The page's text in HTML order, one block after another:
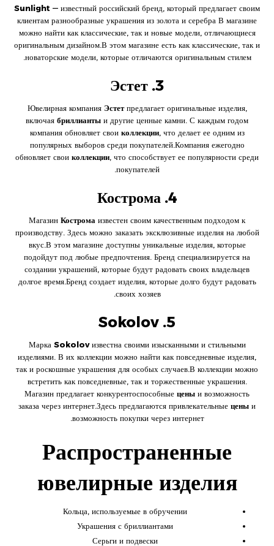
Sunlight — известный российский бренд, который предлагает своим
клиентам разнообразные украшения из золота и серебра В магазине
можно найти как классические, так и новые модели, отличающиеся
оригинальным дизайном.В этом магазине есть как классические, так и
новаторские модели, которые отличаются оригинальным стилем.
3. Эстет
Ювелирная компания Эстетпредлагает оригинальные изделия,
включая бриллианты и другие ценные камни. С каждым годом
компания обновляет свои коллекции, что делает ее одним из
популярных выборов среди покупателей.Компания ежегодно
обновляет свои коллекции, что способствует ее популярности среди
покупателей.
4. Кострома
Магазин Кострома известен своим качественным подходом к
производству. Здесь можно заказать эксклюзивные изделия на любой
вкус.В этом магазине доступны уникальные изделия, которые
подойдут под любые предпочтения. Бренд специализируется на
создании украшений, которые будут радовать своих владельцев
долгое время.Бренд создает изделия, которые долго будут радовать
своих хозяев.
5. Sokolov
Марка Sokolovизвестна своими изысканными и стильными
изделиями. В их коллекции можно найти как повседневные изделия,
так и роскошные украшения для особых случаев.В коллекции можно
встретить как повседневные, так и торжественные украшения.
Магазин предлагает конкурентоспособные цены и возможность
заказа через интернет.Здесь предлагаются привлекательные цены и
возможность покупки через интернет.
Распространенные
ювелирные изделия
Кольца, используемые в обручении
Украшения с бриллиантами
Серьги и подвески